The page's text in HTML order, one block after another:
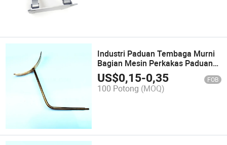
Industri Paduan Tembaga Murni
Bagian Mesin Perkakas Paduan
Logam
US$0,15-0,35 FOB
100 Potong (MOQ)